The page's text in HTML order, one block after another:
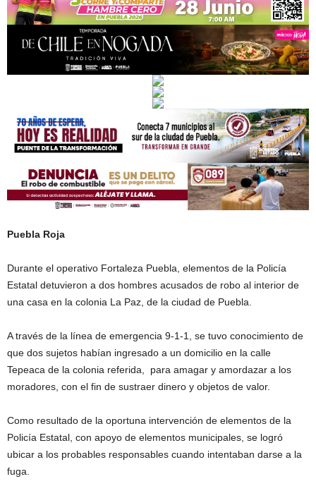
Puebla Roja
Durante el operativo Fortaleza Puebla, elementos de la Policía
Estatal detuvieron a dos hombres acusados de robo al interior de
una casa en la colonia La Paz, de la ciudad de Puebla.
A través de la línea de emergencia 9-1-1, se tuvo conocimiento de
que dos sujetos habían ingresado a un domicilio en la calle
Tepeaca de la colonia referida, para amagar y amordazar a los
moradores, con el fin de sustraer dinero y objetos de valor.
Como resultado de la oportuna intervención de elementos de la
Policía Estatal, con apoyo de elementos municipales, se logró
ubicar a los probables responsables cuando intentaban darse a la
fuga.